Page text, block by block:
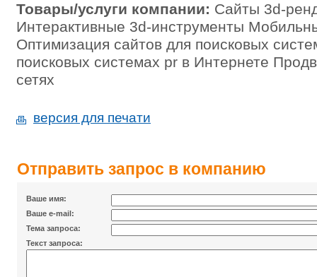
Товары/услуги компании: Сайты 3d-
Интерактивные 3d-инструменты
Оптимизация сайтов для поисковых
поисковых системах pr в Интернете
сетях
версия для печати
Отправить запрос в компанию
Ваше имя:
Ваше e-mail:
Тема запроса:
Текст запроса: